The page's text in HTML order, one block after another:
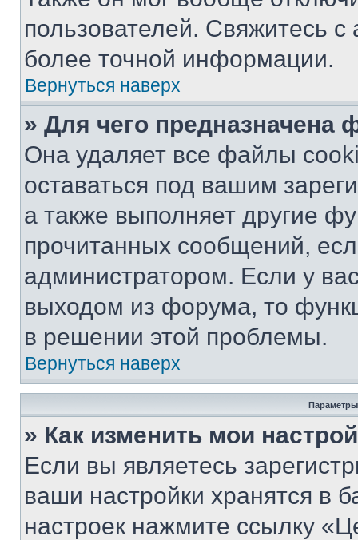
пользователей. Свяжитесь
более точной информации.
Вернуться наверх
» Для чего предназначена
Она удаляет все файлы
оставаться под вашим
а также выполняет другие
прочитанных сообщений,
администратором. Если у
выходом из форума, то
в решении этой проблемы.
Вернуться наверх
Параметры
» Как изменить мои
Если вы являетесь
ваши настройки хранятся в
настроек нажмите ссылку